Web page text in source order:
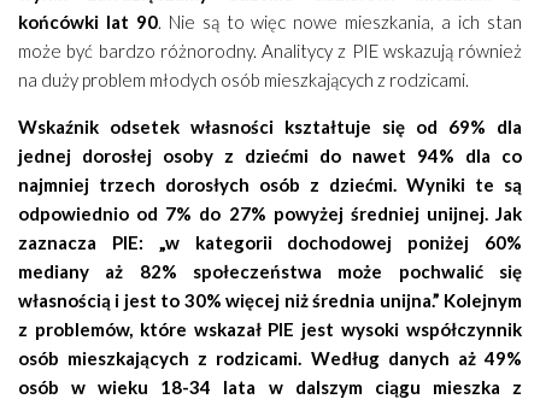
końcówki lat 90. Nie są to więc nowe mieszkania, a ich stan
może być bardzo różnorodny. Analitycy z PIE wskazują również
na duży problem młodych osób mieszkających z rodzicami.
Wskaźnik odsetek własności kształtuje się od 69% dla
jednej dorosłej osoby z dziećmi do nawet 94% dla co
najmniej trzech dorosłych osób z dziećmi. Wyniki te są
odpowiednio od 7% do 27% powyżej średniej unijnej. Jak
zaznacza PIE: „w kategorii dochodowej poniżej 60%
mediany aż 82% społeczeństwa może pochwalić się
własnością i jest to 30% więcej niż średnia unijna.” Kolejnym
z problemów, które wskazał PIE jest wysoki współczynnik
osób mieszkających z rodzicami. Według danych aż 49%
osób w wieku 18-34 lata w dalszym ciągu mieszka z